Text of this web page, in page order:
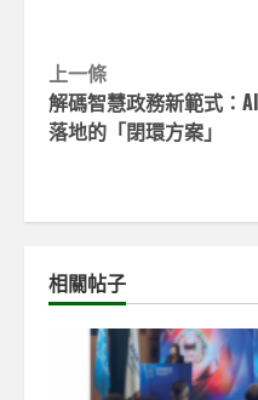
Continue
Reading
上一條
解碼智慧政務新範式：AI
落地的「閉環方案」
相關帖子